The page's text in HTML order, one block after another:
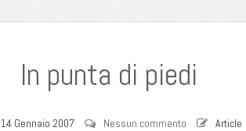
In punta di piedi
14 Gennaio 2007 Nessun commento Article